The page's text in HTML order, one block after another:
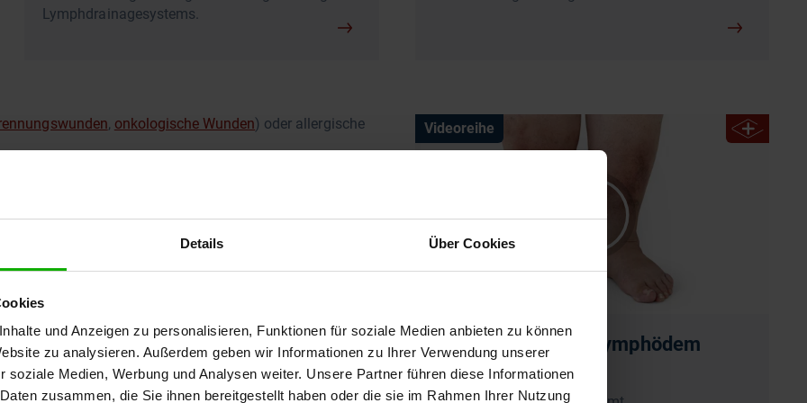
Details Über Cookies
und Anzeigen zu personalisieren, Funktionen für soziale Medien anbieten zu können
zu analysieren. Außerdem geben wir Informationen zu Ihrer Verwendung unserer
soziale Medien, Werbung und Analysen weiter. Unsere Partner führen diese Informationen
zusammen, die Sie ihnen bereitgestellt haben oder die sie im Rahmen Ihrer Nutzung
Lymphdrainagesystems.
, onkologische Wunden) oder allergische
Leber- oder Nierenerkrankungen. Je nach
Herzschwäche, Entzündungen, akuten Wunden,
bzw. der
Beschwerden. In einigen Fällen verordnet die
Herausforderung Lymphödem
Videoreihe